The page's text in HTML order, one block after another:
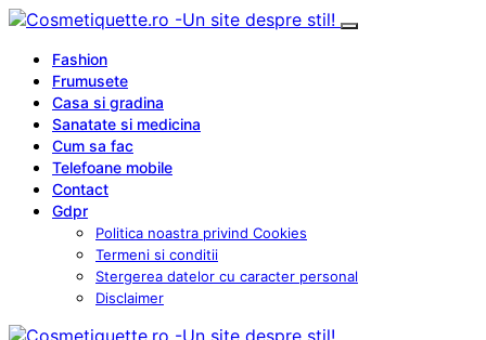
Fashion
Frumusete
Casa si gradina
Sanatate si medicina
Cum sa fac
Telefoane mobile
Contact
Gdpr
Politica noastra privind Cookies
Termeni si conditii
Stergerea datelor cu caracter personal
Disclaimer